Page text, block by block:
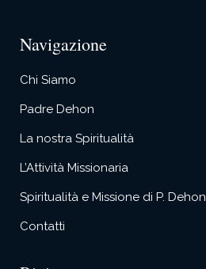
Navigazione
Chi Siamo
Padre Dehon
La nostra Spiritualità
L’Attività Missionaria
Spiritualità e Missione di P. Dehon
Contatti